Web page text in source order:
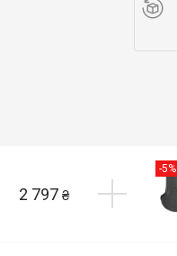
2 797 ₴
-5%